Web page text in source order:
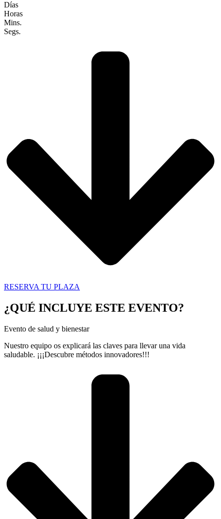
Días
Horas
Mins.
Segs.
RESERVA TU PLAZA
¿QUÉ INCLUYE ESTE EVENTO?
Evento de salud y bienestar
Nuestro equipo os explicará las claves para llevar una vida
saludable. ¡¡¡Descubre métodos innovadores!!!